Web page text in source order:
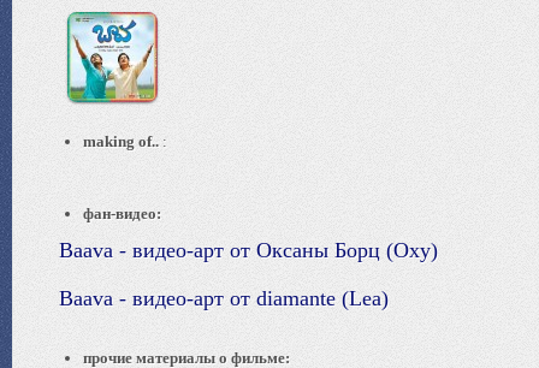
making of.. :
фан-видео:
Baava - видео-арт от Оксаны Борц (Oxy)
Baava - видео-арт от diamante (Lea)
прочие материалы о фильме: